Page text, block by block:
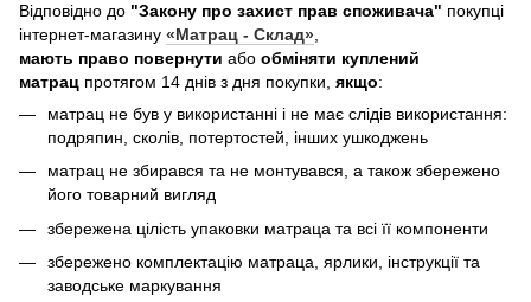
Відповідно до "Закону про захист прав споживача" покупці
інтернет-магазину «Матрац - Склад»
мають право повернути або обміняти куплений
матрац протягом 14 днів з дня покупки, якщо:
матрац не був у використанні і не має слідів використання:
подряпин, сколів, потертостей, інших ушкоджень
матрац не збирався та не монтувався, а також збережено
його товарний вигляд
збережена цілість упаковки матраца та всі її компоненти
збережено комплектацію матраца, ярлики, інструкції та
заводське маркування